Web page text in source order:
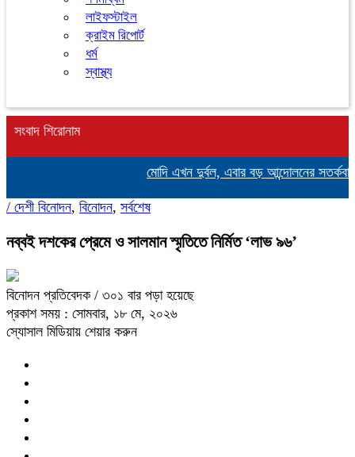
লাইফস্টাইল
ক্রাইম রিপোর্ট
ধর্ম
স্বাস্থ্য
সংবাদ শিরোনাম
মোদি এখন দুর্বল, এবার বড় আন্দোলনের সতর্কবার্তা
/ দেশী বিনোদন, বিনোদন, সর্বশেষ
নব্বই দশকের প্রেমে ও সালমান স্মৃতিতে নির্মিত ‘লাভ ৯৬’
বিনোদন প্রতিবেদক / ৩০১ বার পড়া হয়েছে
প্রকাশ সময় : সোমবার, ১৮ মে, ২০২৬
স্যোসাল মিডিয়ায় শেয়ার করুন